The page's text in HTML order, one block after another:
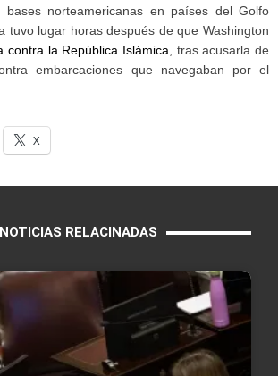
bases norteamericanas en países del Golfo
tuvo lugar horas después de que Washington
contra la República Islámica, tras acusarla de
embarcaciones que navegaban por el
X
NOTICIAS RELACINADAS